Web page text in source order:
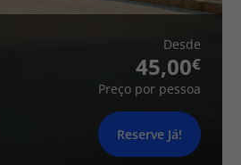
Desde
45,00
Preço por pessoa
Reserve Já!